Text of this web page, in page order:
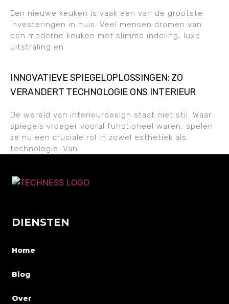
Een nieuwe keuken is vaak een van de grootste
investeringen in huis. Veel mensen dromen van
een moderne keuken met slimme indeling, luxe
uitstraling en
INNOVATIEVE SPIEGELOPLOSSINGEN: ZO
VERANDERT TECHNOLOGIE ONS INTERIEUR
De wereld van interieurdesign staat niet stil. Waar
spiegels vroeger vooral functioneel waren, spelen
ze nu een cruciale rol in zowel esthetiek als
technologie. Van
DIENSTEN
Home
Blog
Over